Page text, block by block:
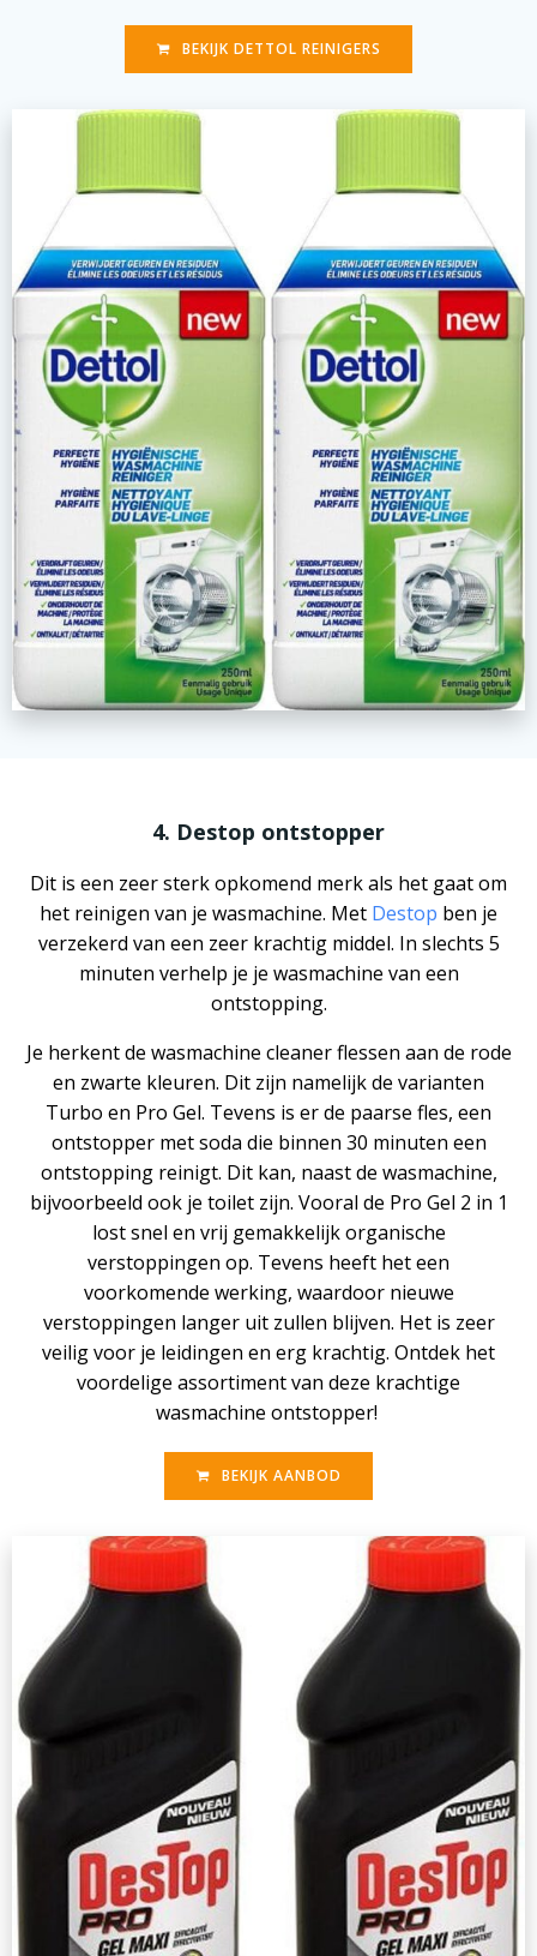
BEKIJK DETTOL REINIGERS
4. Destop ontstopper
Dit is een zeer sterk opkomend merk als het gaat om
het reinigen van je wasmachine. Met Destop ben je
verzekerd van een zeer krachtig middel. In slechts 5
minuten verhelp je je wasmachine van een
ontstopping.
Je herkent de wasmachine cleaner flessen aan de rode
en zwarte kleuren. Dit zijn namelijk de varianten
Turbo en Pro Gel. Tevens is er de paarse fles, een
ontstopper met soda die binnen 30 minuten een
ontstopping reinigt. Dit kan, naast de wasmachine,
bijvoorbeeld ook je toilet zijn. Vooral de Pro Gel 2 in 1
lost snel en vrij gemakkelijk organische
verstoppingen op. Tevens heeft het een
voorkomende werking, waardoor nieuwe
verstoppingen langer uit zullen blijven. Het is zeer
veilig voor je leidingen en erg krachtig. Ontdek het
voordelige assortiment van deze krachtige
wasmachine ontstopper!
BEKIJK AANBOD